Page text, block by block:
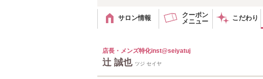
サロン情報
クーポン
メニュー
こだわり
店長・メンズ特化inst@seiyatuj
辻 誠也 ツジ セイヤ